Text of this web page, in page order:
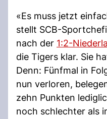
«Es muss jetzt
stellt SCB-
nach der 1:2-
die Tigers klar. Sie
Denn: Fünfmal in
nun verloren,
zehn Punkten
noch schlechter als